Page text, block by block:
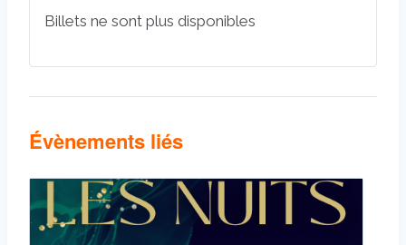
Billets ne sont plus disponibles
Évènements liés